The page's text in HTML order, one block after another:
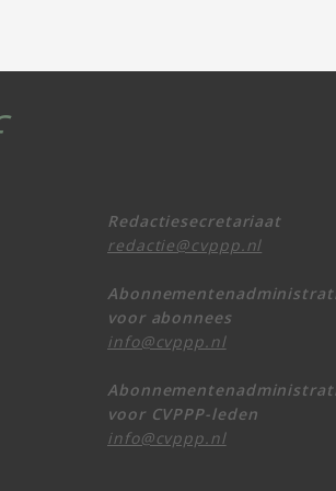
Redactiesecretariaat
redactie@cvppp.nl
voor abonnees
info@cvppp.nl
voor CVPPP-leden
info@cvppp.nl